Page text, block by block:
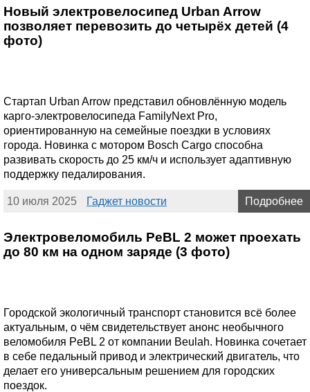
Новый электровелосипед Urban Arrow
позволяет перевозить до четырёх детей (4
фото)
Стартап Urban Arrow представил обновлённую модель
карго-электровелосипеда FamilyNext Pro,
ориентированную на семейные поездки в условиях
города. Новинка с мотором Bosch Cargo способна
развивать скорость до 25 км/ч и использует адаптивную
поддержку педалирования.
10 июля 2025 Гаджет новости Подробнее
Электровеломобиль PeBL 2 может проехать
до 80 км на одном заряде (3 фото)
Городской экологичный транспорт становится всё более
актуальным, о чём свидетельствует анонс необычного
веломобиля PeBL 2 от компании Beulah. Новинка сочетает
в себе педальный привод и электрический двигатель, что
делает его универсальным решением для городских
поездок.